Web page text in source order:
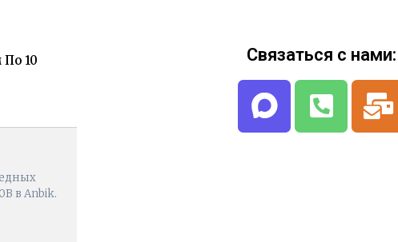
10
в Anbik.
Связаться с нами: